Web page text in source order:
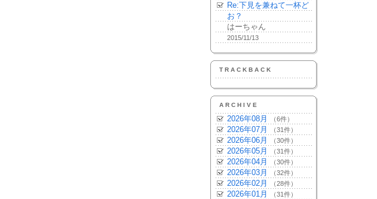
Re:下見を兼ねて一杯ど
お？
はーちゃん
2015/11/13
TRACKBACK
ARCHIVE
2026年08月 （6件）
2026年07月 （31件）
2026年06月 （30件）
2026年05月 （31件）
2026年04月 （30件）
2026年03月 （32件）
2026年02月 （28件）
2026年01月 （31件）